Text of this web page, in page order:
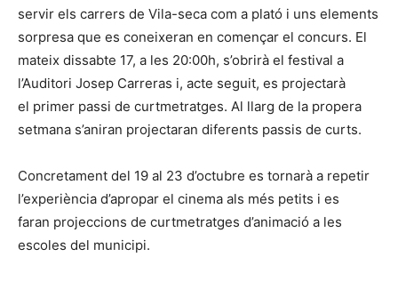
servir els carrers de Vila-seca com a plató i uns elements
sorpresa que es coneixeran en començar el concurs. El
mateix dissabte 17, a les 20:00h, s’obrirà el festival a
l’Auditori Josep Carreras i, acte seguit, es projectarà
el primer passi de curtmetratges. Al llarg de la propera
setmana s’aniran projectaran diferents passis de curts.
Concretament del 19 al 23 d’octubre es tornarà a repetir
l’experiència d’apropar el cinema als més petits i es
faran projeccions de curtmetratges d’animació a les
escoles del municipi.